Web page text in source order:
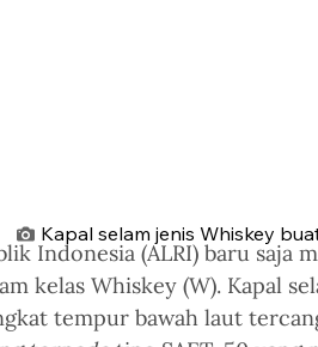
Kapal selam jenis Whiskey
Indonesia (ALRI) baru saja
kelas Whiskey (W). Kapal
tempur bawah laut